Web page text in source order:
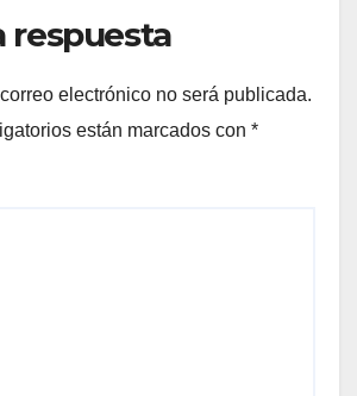
respuesta
electrónico no será publicada.
están marcados con *